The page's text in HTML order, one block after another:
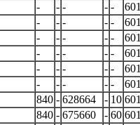
- - - - - 601
- - - - - 601
- - - - - 601
- - - - - 601
- - - - - 601
- - - - - 601
840 - 628664 - 10 601
840 - 675660 - 60 601